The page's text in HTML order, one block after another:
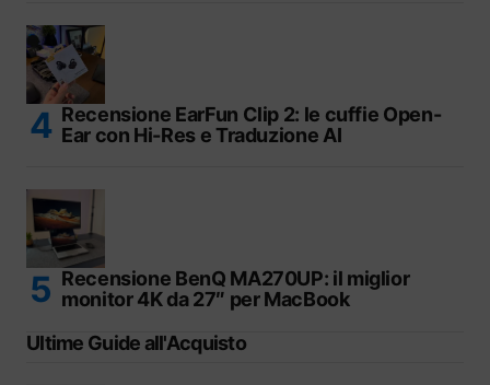
Recensione EarFun Clip 2: le cuffie Open-
Ear con Hi-Res e Traduzione AI
Recensione BenQ MA270UP: il miglior
monitor 4K da 27″ per MacBook
Ultime Guide all'Acquisto